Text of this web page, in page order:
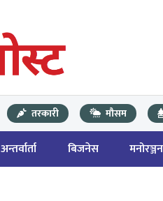
तरकारी मौसम
अन्तर्वार्ता बिजनेस मनोरञ्जन